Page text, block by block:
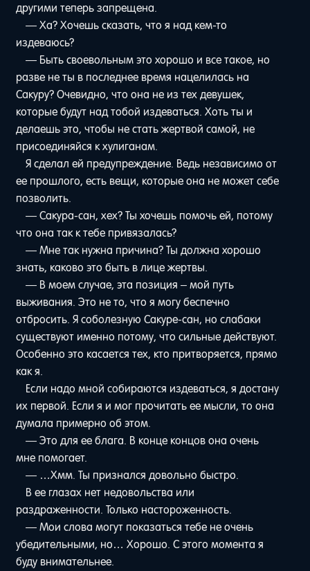
другими теперь запрещена.
— Ха? Хочешь сказать, что я над кем-то
издеваюсь?
— Быть своевольным это хорошо и все такое, но
разве не ты в последнее время нацелилась на
Сакуру? Очевидно, что она не из тех девушек,
которые будут над тобой издеваться. Хоть ты и
делаешь это, чтобы не стать жертвой самой, не
присоединяйся к хулиганам.
Я сделал ей предупреждение. Ведь независимо от
ее прошлого, есть вещи, которые она не может себе
позволить.
— Сакура-сан, хех? Ты хочешь помочь ей, потому
что она так к тебе привязалась?
— Мне так нужна причина? Ты должна хорошо
знать, каково это быть в лице жертвы.
— В моем случае, эта позиция – мой путь
выживания. Это не то, что я могу беспечно
отбросить. Я соболезную Сакуре-сан, но слабаки
существуют именно потому, что сильные действуют.
Особенно это касается тех, кто притворяется, прямо
как я.
Если надо мной собираются издеваться, я достану
их первой. Если я и мог прочитать ее мысли, то она
думала примерно об этом.
— Это для ее блага. В конце концов она очень
мне помогает.
— …Хмм. Ты признался довольно быстро.
В ее глазах нет недовольства или
раздраженности. Только настороженность.
— Мои слова могут показаться тебе не очень
убедительными, но… Хорошо. С этого момента я
буду внимательнее.